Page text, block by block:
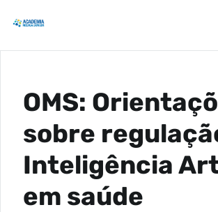
OMS:
sobre
Inteligência
em saúde